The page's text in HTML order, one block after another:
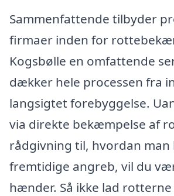
Sammenfattende tilbyder
firmaer inden for
Kogsbølle en omfattende
dækker hele processen fra
langsigtet forebyggelse.
via direkte bekæmpelse af
rådgivning til, hvordan man
fremtidige angreb, vil du
hænder. Så ikke lad